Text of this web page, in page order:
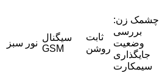
نور سبز
سیگنال
GSM
ثابت
روشن
چشمک زن:
بررسی
وضعیت
جایگذاری
سیمکارت